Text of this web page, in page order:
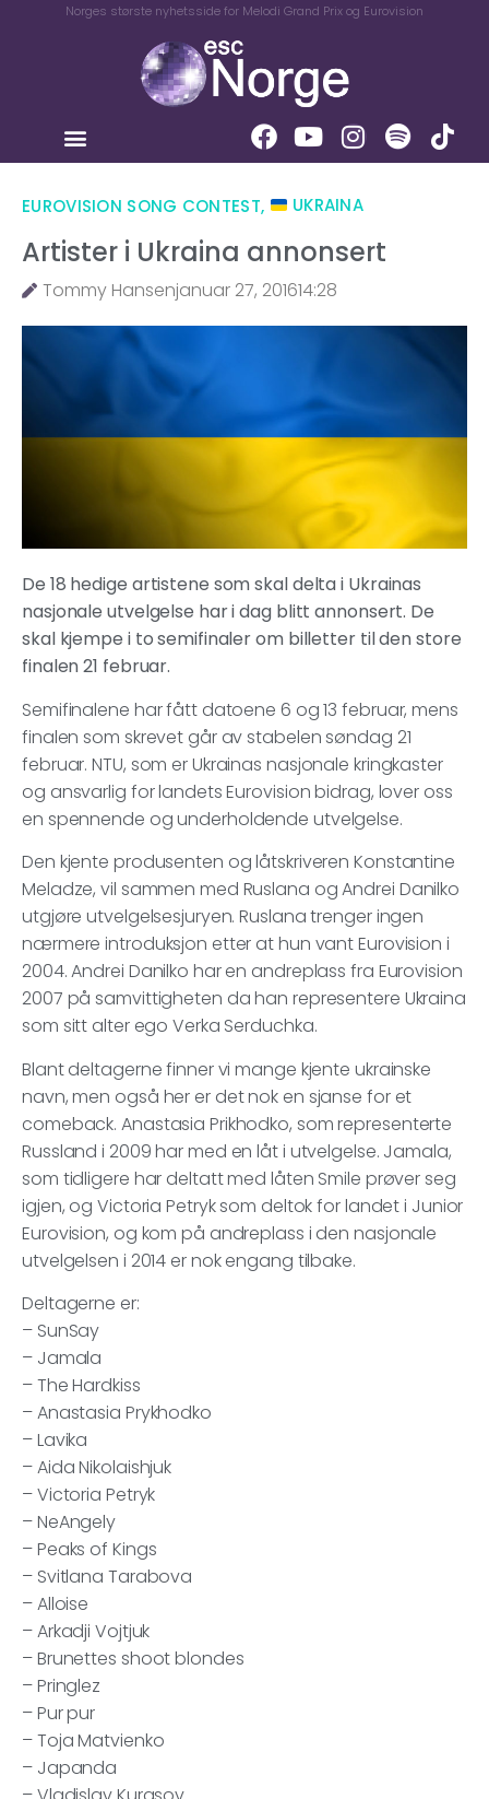
Norges største nyhetsside for Melodi Grand Prix og Eurovision
EUROVISION SONG CONTEST, UKRAINA
Artister i Ukraina annonsert
Tommy Hansenjanuar 27, 201614:28
De 18 hedige artistene som skal delta i Ukrainas
nasjonale utvelgelse har i dag blitt annonsert. De
skal kjempe i to semifinaler om billetter til den store
finalen 21 februar.
Semifinalene har fått datoene 6 og 13 februar, mens
finalen som skrevet går av stabelen søndag 21
februar. NTU, som er Ukrainas nasjonale kringkaster
og ansvarlig for landets Eurovision bidrag, lover oss
en spennende og underholdende utvelgelse.
Den kjente produsenten og låtskriveren Konstantine
Meladze, vil sammen med Ruslana og Andrei Danilko
utgjøre utvelgelsesjuryen. Ruslana trenger ingen
nærmere introduksjon etter at hun vant Eurovision i
2004. Andrei Danilko har en andreplass fra Eurovision
2007 på samvittigheten da han representere Ukraina
som sitt alter ego Verka Serduchka.
Blant deltagerne finner vi mange kjente ukrainske
navn, men også her er det nok en sjanse for et
comeback. Anastasia Prikhodko, som representerte
Russland i 2009 har med en låt i utvelgelse. Jamala,
som tidligere har deltatt med låten Smile prøver seg
igjen, og Victoria Petryk som deltok for landet i Junior
Eurovision, og kom på andreplass i den nasjonale
utvelgelsen i 2014 er nok engang tilbake.
Deltagerne er:
– SunSay
– Jamala
– The Hardkiss
– Anastasia Prykhodko
– Lavika
– Aida Nikolaishjuk
– Victoria Petryk
– NeAngely
– Peaks of Kings
– Svitlana Tarabova
– Alloise
– Arkadji Vojtjuk
– Brunettes shoot blondes
– Pringlez
– Pur pur
– Toja Matvienko
– Japanda